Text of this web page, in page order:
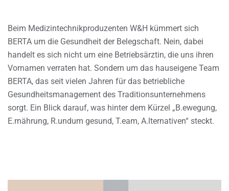
Beim Medizintechnikproduzenten W&H kümmert sich
BERTA um die Gesundheit der Belegschaft. Nein, dabei
handelt es sich nicht um eine Betriebsärztin, die uns ihren
Vornamen verraten hat. Sondern um das hauseigene Team
BERTA, das seit vielen Jahren für das betriebliche
Gesundheitsmanagement des Traditionsunternehmens
sorgt. Ein Blick darauf, was hinter dem Kürzel „B.ewegung,
E.rnährung, R.undum gesund, T.eam, A.lternativen“ steckt.